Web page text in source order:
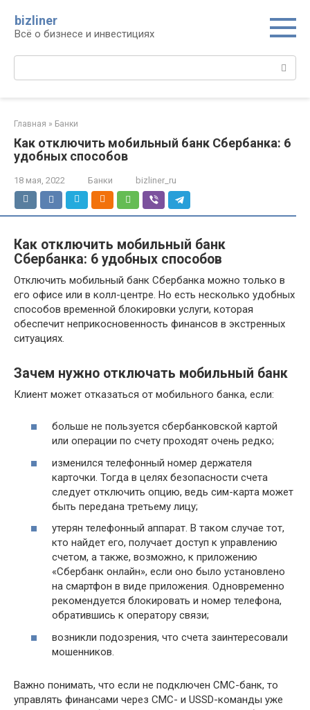
контенту
bizliner
Всё о бизнесе и инвестициях
Поиск:
Главная » Банки
Как отключить мобильный банк Сбербанка: 6
удобных способов
18 мая, 2022 Банки bizliner_ru
Как отключить мобильный банк
Сбербанка: 6 удобных способов
Отключить мобильный банк Сбербанка можно только в
его офисе или в колл-центре. Но есть несколько удобных
способов временной блокировки услуги, которая
обеспечит неприкосновенность финансов в экстренных
ситуациях.
Зачем нужно отключать мобильный банк
Клиент может отказаться от мобильного банка, если:
больше не пользуется сбербанковской картой
или операции по счету проходят очень редко;
изменился телефонный номер держателя
карточки. Тогда в целях безопасности счета
следует отключить опцию, ведь сим-карта может
быть передана третьему лицу;
утерян телефонный аппарат. В таком случае тот,
кто найдет его, получает доступ к управлению
счетом, а также, возможно, к приложению
«Сбербанк онлайн», если оно было установлено
на смартфон в виде приложения. Одновременно
рекомендуется блокировать и номер телефона,
обратившись к оператору связи;
возникли подозрения, что счета заинтересовали
мошенников.
Важно понимать, что если не подключен СМС-банк, то
управлять финансами через СМС- и USSD-команды уже